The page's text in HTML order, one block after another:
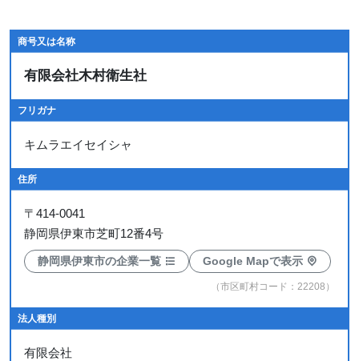
商号又は名称
有限会社木村衛生社
フリガナ
キムラエイセイシャ
住所
〒 414-0041
静岡県伊東市芝町12番4号
静岡県伊東市の企業一覧 Google Mapで表示
（市区町村コード：22208）
法人種別
有限会社